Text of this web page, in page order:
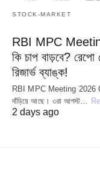
STOCK-MARKET
RBI MPC
কি চাপ বাড়বে? রেপো
রিজার্ভ ব্যাঙ্ক!
RBI MPC Meeting 2026
দাঁড়িয়ে আছে। ৩রা আগস্ট…
2 days ago